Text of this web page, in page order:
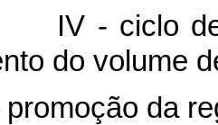
corte
do volume